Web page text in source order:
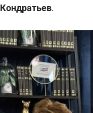
Кондратьев.